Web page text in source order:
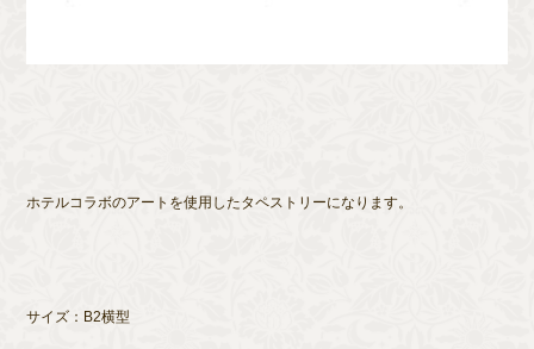
ホテルコラボのアートを使用したタペストリーになります。
サイズ：B2横型